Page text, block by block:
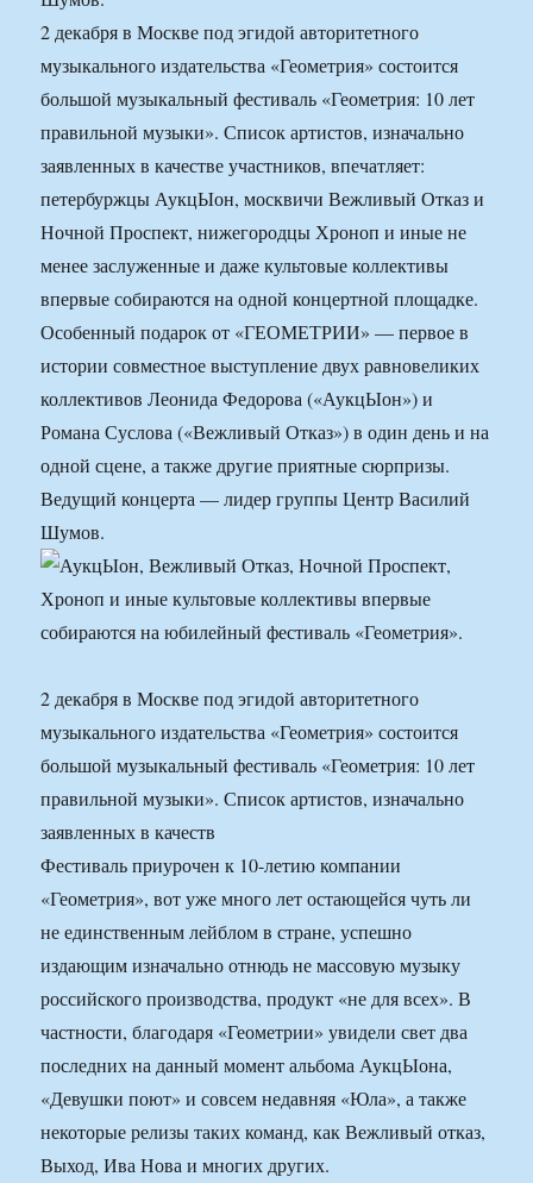
2 декабря в Москве под эгидой авторитетного
музыкального издательства «Геометрия» состоится
большой музыкальный фестиваль «Геометрия: 10 лет
правильной музыки». Список артистов, изначально
заявленных в качестве участников, впечатляет:
петербуржцы АукцЫон, москвичи Вежливый Отказ и
Ночной Проспект, нижегородцы Хроноп и иные не
менее заслуженные и даже культовые коллективы
впервые собираются на одной концертной площадке.
Особенный подарок от «ГЕОМЕТРИИ» — первое в
истории совместное выступление двух равновеликих
коллективов Леонида Федорова («АукцЫон») и
Романа Суслова («Вежливый Отказ») в один день и на
одной сцене, а также другие приятные сюрпризы.
Ведущий концерта — лидер группы Центр Василий
Шумов.
2 декабря в Москве под эгидой авторитетного
музыкального издательства «Геометрия» состоится
большой музыкальный фестиваль «Геометрия: 10 лет
правильной музыки». Список артистов, изначально
заявленных в качеств
Фестиваль приурочен к 10-летию компании
«Геометрия», вот уже много лет остающейся чуть ли
не единственным лейблом в стране, успешно
издающим изначально отнюдь не массовую музыку
российского производства, продукт «не для всех». В
частности, благодаря «Геометрии» увидели свет два
последних на данный момент альбома АукцЫона,
«Девушки поют» и совсем недавняя «Юла», а также
некоторые релизы таких команд, как Вежливый отказ,
Выход, Ива Нова и многих других.